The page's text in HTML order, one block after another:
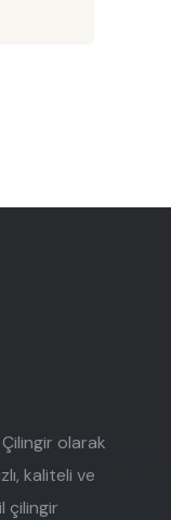
olarak
kaliteli ve
çilingir